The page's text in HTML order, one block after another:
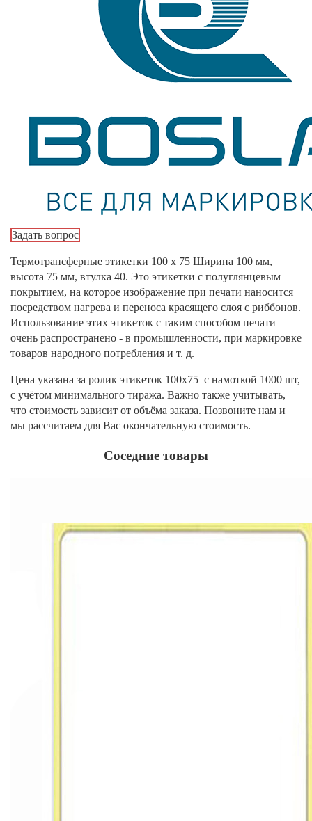
Задать вопрос
Термотрансферные этикетки 100 х 75 Ширина 100 мм,
высота 75 мм, втулка 40. Это этикетки с полуглянцевым
покрытием, на которое изображение при печати наносится
посредством нагрева и переноса красящего слоя с риббонов.
Использование этих этикеток с таким способом печати
очень распространено - в промышленности, при маркировке
товаров народного потребления и т. д.
Цена указана за ролик этикеток 100х75 с намоткой 1000 шт,
с учётом минимального тиража. Важно также учитывать,
что стоимость зависит от объёма заказа. Позвоните нам и
мы рассчитаем для Вас окончательную стоимость.
Соседние товары